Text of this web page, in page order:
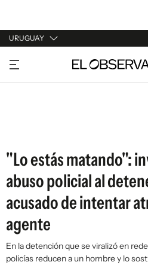
URUGUAY
URUGUAY
ARGENTINA
"Lo estás matando":
abuso policial al
acusado de intentar
agente
En la detención que se viralizó en
policías reducen a un hombre y lo